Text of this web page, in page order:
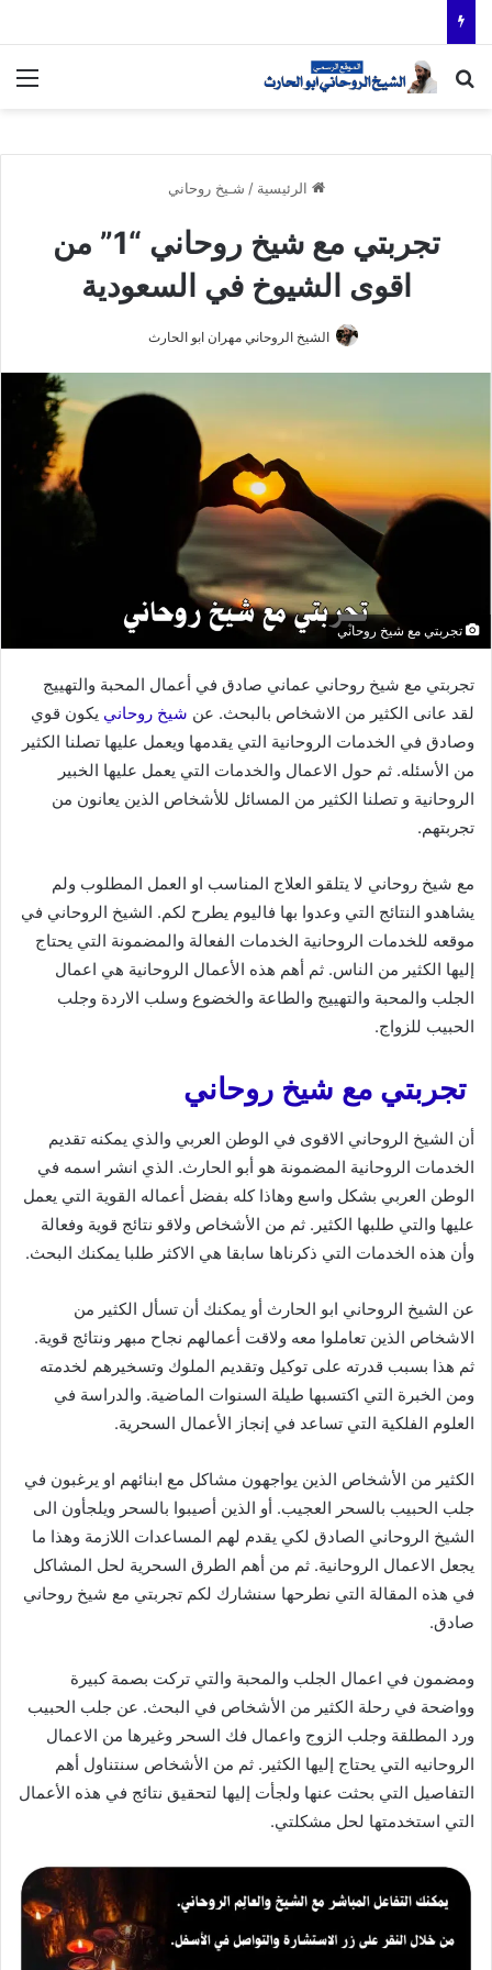
بحث عن
الرئيسية / شـيخ روحاني
تجربتي مع شيخ روحاني “1” من
اقوى الشيوخ في السعودية
الشيخ الروحاني مهران ابو الحارث
تجربتي مع شيخ روحاني
تجربتي مع شيخ روحاني عماني صادق في أعمال المحبة والتهييج
لقد عانى الكثير من الاشخاص بالبحث. عن شيخ روحاني يكون قوي
وصادق في الخدمات الروحانية التي يقدمها ويعمل عليها تصلنا الكثير
من الأسئله. ثم حول الاعمال والخدمات التي يعمل عليها الخبير
الروحانية و تصلنا الكثير من المسائل للأشخاص الذين يعانون من
تجربتهم.
مع شيخ روحاني لا يتلقو العلاج المناسب او العمل المطلوب ولم
يشاهدو النتائج التي وعدوا بها فاليوم يطرح لكم. الشيخ الروحاني في
موقعه للخدمات الروحانية الخدمات الفعالة والمضمونة التي يحتاج
إليها الكثير من الناس. ثم أهم هذه الأعمال الروحانية هي اعمال
الجلب والمحبة والتهييج والطاعة والخضوع وسلب الاردة وجلب
الحبيب للزواج.
تجربتي مع شيخ روحاني
أن الشيخ الروحاني الاقوى في الوطن العربي والذي يمكنه تقديم
الخدمات الروحانية المضمونة هو أبو الحارث. الذي انشر اسمه في
الوطن العربي بشكل واسع وهاذا كله بفضل أعماله القوية التي يعمل
عليها والتي طلبها الكثير. ثم من الأشخاص ولاقو نتائج قوية وفعالة
وأن هذه الخدمات التي ذكرناها سابقا هي الاكثر طلبا يمكنك البحث.
عن الشيخ الروحاني ابو الحارث أو يمكنك أن تسأل الكثير من
الاشخاص الذين تعاملوا معه ولاقت أعمالهم نجاح مبهر ونتائج قوية.
ثم هذا بسبب قدرته على توكيل وتقديم الملوك وتسخيرهم لخدمته
ومن الخبرة التي اكتسبها طيلة السنوات الماضية. والدراسة في
العلوم الفلكية التي تساعد في إنجاز الأعمال السحرية.
الكثير من الأشخاص الذين يواجهون مشاكل مع ابنائهم او يرغبون في
جلب الحبيب بالسحر العجيب. أو الذين أصيبوا بالسحر ويلجأون الى
الشيخ الروحاني الصادق لكي يقدم لهم المساعدات اللازمة وهذا ما
يجعل الاعمال الروحانية. ثم من أهم الطرق السحرية لحل المشاكل
في هذه المقالة التي نطرحها سنشارك لكم تجربتي مع شيخ روحاني
صادق.
ومضمون في اعمال الجلب والمحبة والتي تركت بصمة كبيرة
وواضحة في رحلة الكثير من الأشخاص في البحث. عن جلب الحبيب
ورد المطلقة وجلب الزوج واعمال فك السحر وغيرها من الاعمال
الروحانيه التي يحتاج إليها الكثير. ثم من الأشخاص سنتناول أهم
التفاصيل التي بحثت عنها ولجأت إليها لتحقيق نتائج في هذه الأعمال
التي استخدمتها لحل مشكلتي.